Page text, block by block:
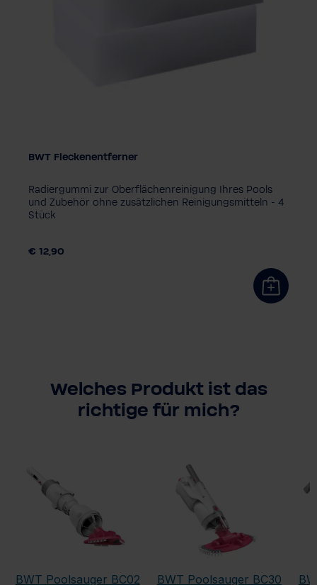
BWT Fleckenentferner
Radiergummi zur Oberflächenreinigung Ihres Pools
und Zubehör ohne zusätzlichen Reinigungsmitteln - 4
Stück
€ 12,90
Welches Produkt ist das
richtige für mich?
BWT Poolsauger BC02 BWT Poolsauger BC30